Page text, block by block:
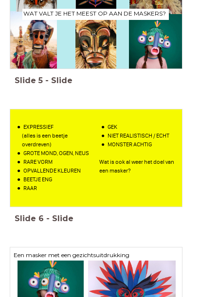
WAT VALT JE HET MEEST OP AAN DE MASKERS?
Slide 5 - Slide
EXPRESSIEF
(alles is een beetje
overdreven)
GROTE MOND, OGEN, NEUS
RARE VORM
OPVALLENDE KLEUREN
BEETJE ENG
RAAR
GEK
NIET REALISTISCH / ECHT
MONSTER ACHTIG
Wat is ook al weer het doel van
een masker?
Slide 6 - Slide
Een masker met een gezichtsuitdrukking